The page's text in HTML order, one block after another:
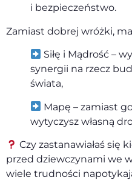
i bezpieczeństwo.
Zamiast dobrej wróżki,
Siłę i Mądrość –
synergii na rzecz
świata,
Mapę – zamiast
wytyczysz własną
Czy zastanawiałaś się
przed dziewczynami we
wiele trudności